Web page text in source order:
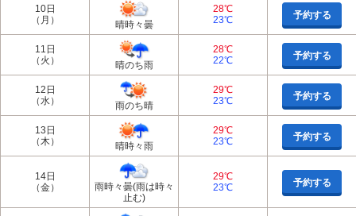
10日
（月）
晴時々曇
28℃
23℃
予約する
11日
（火）
晴のち雨
28℃
22℃
予約する
12日
（水）
雨のち晴
29℃
23℃
予約する
13日
（木）
晴時々雨
29℃
23℃
予約する
14日
（金）
雨時々曇(雨は時々
止む)
29℃
23℃
予約する